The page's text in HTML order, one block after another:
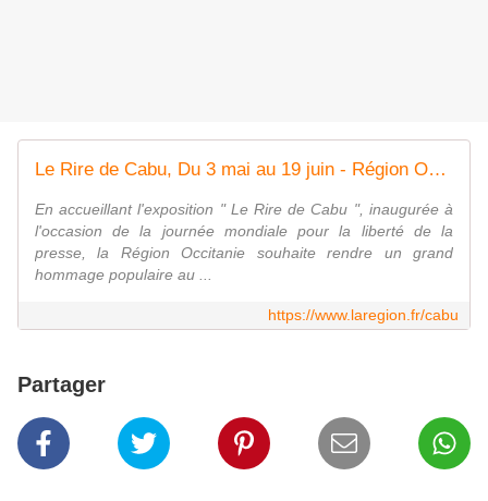
Le Rire de Cabu, Du 3 mai au 19 juin - Région Occitanie / Pyrénées-Méditerranée
En accueillant l'exposition " Le Rire de Cabu ", inaugurée à
l'occasion de la journée mondiale pour la liberté de la
presse, la Région Occitanie souhaite rendre un grand
hommage populaire au ...
https://www.laregion.fr/cabu
Partager